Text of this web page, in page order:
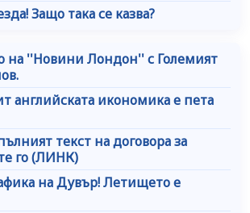
Защо така се казва?
на ''Новини Лондон'' с Големият
английската икономика е пета
текст на договора за
го (ЛИНК)
на Дувър! Летището е